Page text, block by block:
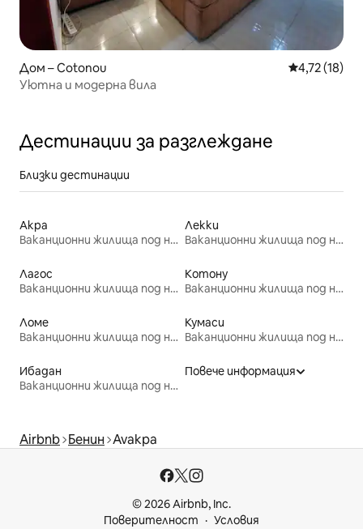
Дом – Cotonou Средна
4,72 (18)
Уютна и модерна вила
Дестинации за разглеждане
Близки дестинации
Акра
Ваканционни жилища под наем
Лекки
Ваканционни жилища под наем
Лагос
Ваканционни жилища под наем
Котону
Ваканционни жилища под наем
Ломе
Ваканционни жилища под наем
Кумаси
Ваканционни жилища под наем
Ибадан
Ваканционни жилища под наем
Повече информация
Airbnb Бенин Avakpa
© 2026 Airbnb, Inc.
Поверителност
Условия